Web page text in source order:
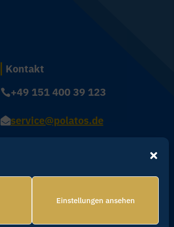
Einstellungen ansehen
Kontakt
+49 151 400 39 123
service@polatos.de